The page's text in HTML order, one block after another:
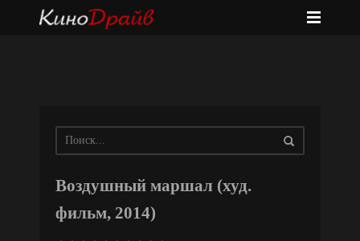
Воздушный маршал (худ.
фильм, 2014)